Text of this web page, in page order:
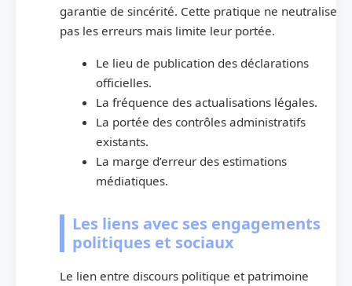
garantie de sincérité. Cette pratique ne neutralise
pas les erreurs mais limite leur portée.
Le lieu de publication des déclarations
officielles.
La fréquence des actualisations légales.
La portée des contrôles administratifs
existants.
La marge d’erreur des estimations
médiatiques.
Les liens avec ses engagements
politiques et sociaux
Le lien entre discours politique et patrimoine